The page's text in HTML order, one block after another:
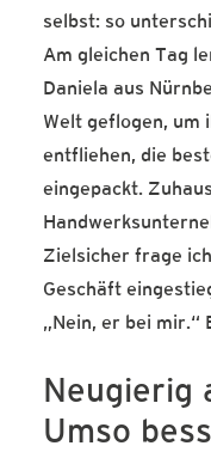
selbst: so
Am gleichen Tag
Daniela aus
Welt geflogen, um
entfliehen, die
eingepackt.
Zielsicher frage
Geschäft
„Nein, er bei mir.“
Neugierig
Umso